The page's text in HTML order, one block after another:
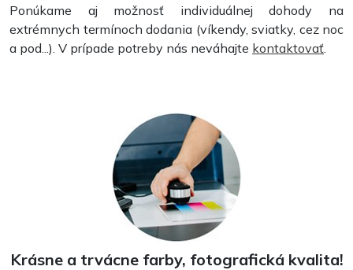
Ponúkame aj možnosť individuálnej dohody na
extrémnych termínoch dodania (víkendy, sviatky, cez noc
a pod...). V prípade potreby nás neváhajte kontaktovať
Krásne a trvácne farby, fotografická kvalita!